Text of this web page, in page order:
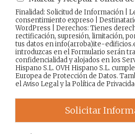
Finalidad: Solicitud de Información |
consentimiento expreso |
WordPress | Derechos: Tienes
rectificación, supresión, limitación,
tus datos en info(arroba)ite-
introduzcas en el Formulario serán
confidencialidad y alojados en los
Hispano S.L. OVH Hispano S.L.
Europea de Protección de Datos.
elAviso Legaly laPolítica de
Solicitar